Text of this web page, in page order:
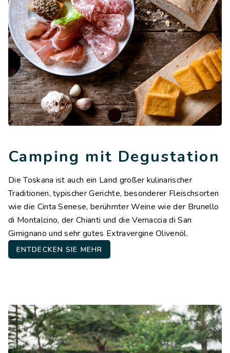
Camping mit Degustation
Die Toskana ist auch ein Land großer kulinarischer
Traditionen, typischer Gerichte, besonderer Fleischsorten
wie die Cinta Senese, berühmter Weine wie der Brunello
di Montalcino, der Chianti und die Vernaccia di San
Gimignano und sehr gutes Extravergine Olivenöl.
ENTDECKEN SIE MEHR